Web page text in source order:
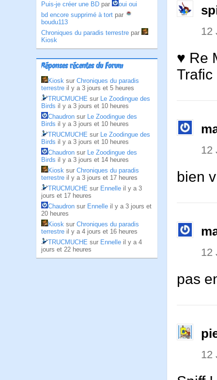
Puis-je créer une BD par
oui oui
bd encore supprimé à tort par
boudu113
Chroniques du paradis terrestre par
Kiosk
Réponses récentes du Forum
Kiosk sur Chroniques du paradis
terrestre il y a 3 jours et 5 heures
TRUCMUCHE sur Le Zoodingue des
Birds il y a 3 jours et 10 heures
Chaudron sur Le Zoodingue des
Birds il y a 3 jours et 10 heures
TRUCMUCHE sur Le Zoodingue des
Birds il y a 3 jours et 10 heures
Chaudron sur Le Zoodingue des
Birds il y a 3 jours et 14 heures
Kiosk sur Chroniques du paradis
terrestre il y a 3 jours et 17 heures
TRUCMUCHE sur Ennelle il y a 3
jours et 17 heures
Chaudron sur Ennelle il y a 3 jours et
20 heures
Kiosk sur Chroniques du paradis
terrestre il y a 4 jours et 16 heures
TRUCMUCHE sur Ennelle il y a 4
jours et 22 heures
12
♥ Re
Trafic
12
bien
12
pas
12